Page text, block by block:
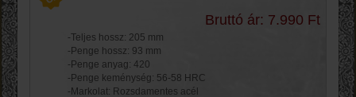
Bruttó ár: 7.990 Ft
-Teljes hossz: 205 mm
-Penge hossz: 93 mm
-Penge anyag: 420
-Penge keménység: 56-58 HRC
-Markolat: Rozsdamentes acél